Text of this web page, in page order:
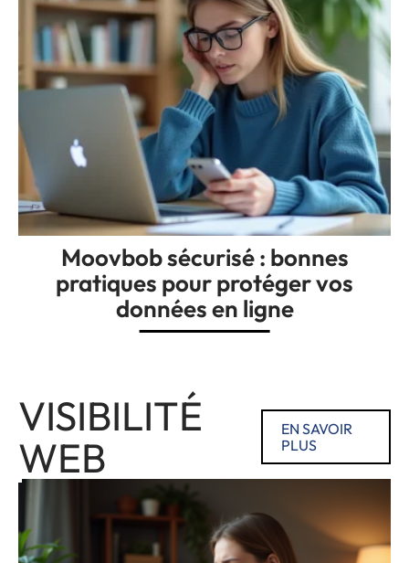
Moovbob sécurisé : bonnes
pratiques pour protéger vos
données en ligne
VISIBILITÉ
WEB
EN SAVOIR
PLUS